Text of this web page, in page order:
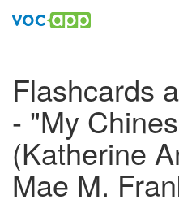
Flashcards
- "My
(Katherine
Mae M.